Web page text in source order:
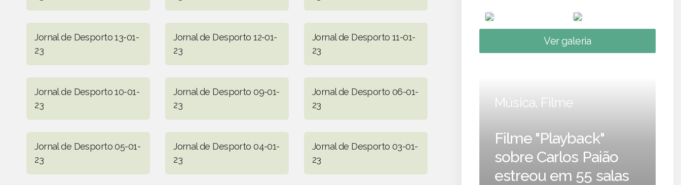
Jornal de Desporto 13-01-
23
Jornal de Desporto 12-01-
23
Jornal de Desporto 11-01-
23
Jornal de Desporto 10-01-
23
Jornal de Desporto 09-01-
23
Jornal de Desporto 06-01-
23
Jornal de Desporto 05-01-
23
Jornal de Desporto 04-01-
23
Jornal de Desporto 03-01-
23
Ver galeria
Música, Filme
Filme "Playback"
sobre Carlos Paião
estreou em 55 salas